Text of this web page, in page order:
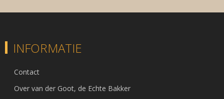
INFORMATIE
Contact
Over van der Goot, de Echte Bakker